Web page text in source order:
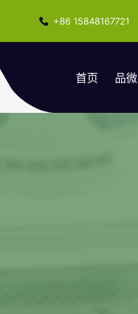
+86 15848167721
首页 品